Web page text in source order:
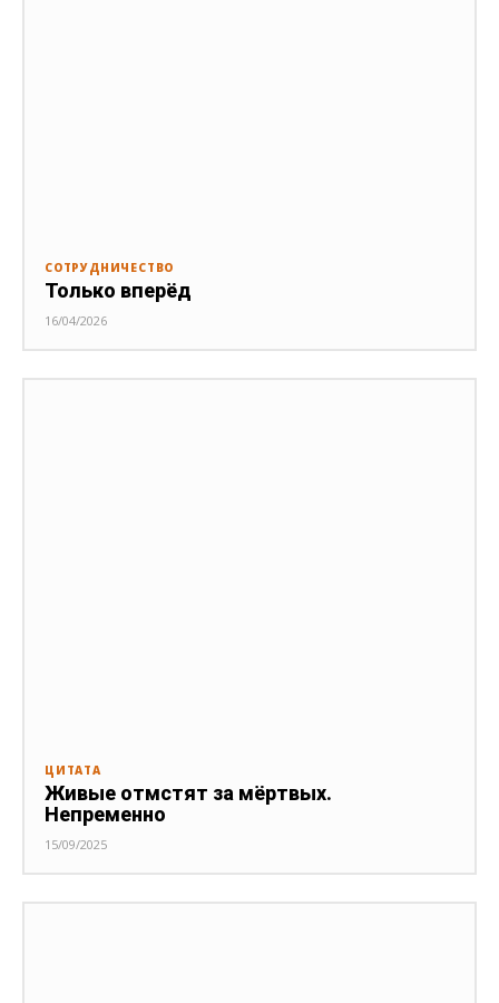
СОТРУДНИЧЕСТВО
Только вперёд
16/04/2026
ЦИТАТА
Живые отмстят за мёртвых.
Непременно
15/09/2025